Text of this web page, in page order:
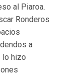
al Piaroa.
Ronderos
a
lo hizo